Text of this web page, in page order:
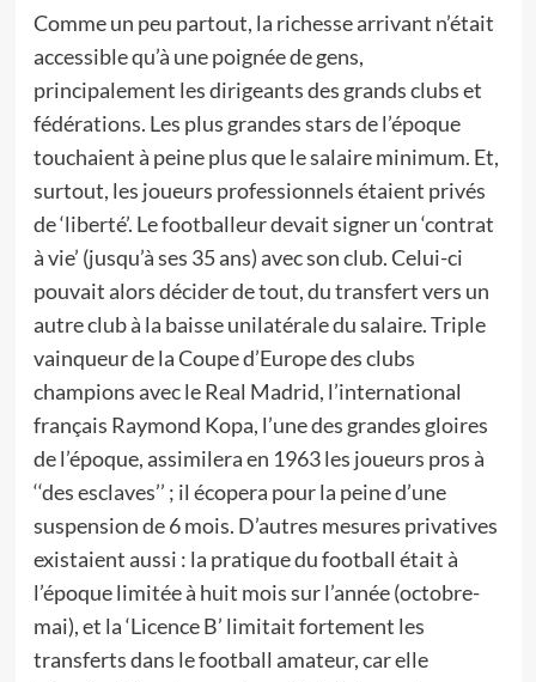
Comme un peu partout, la richesse arrivant n’était
accessible qu’à une poignée de gens,
principalement les dirigeants des grands clubs et
fédérations. Les plus grandes stars de l’époque
touchaient à peine plus que le salaire minimum. Et,
surtout, les joueurs professionnels étaient privés
de ‘liberté’. Le footballeur devait signer un ‘contrat
à vie’ (jusqu’à ses 35 ans) avec son club. Celui-ci
pouvait alors décider de tout, du transfert vers un
autre club à la baisse unilatérale du salaire. Triple
vainqueur de la Coupe d’Europe des clubs
champions avec le Real Madrid, l’international
français Raymond Kopa, l’une des grandes gloires
de l’époque, assimilera en 1963 les joueurs pros à
‘‘des esclaves’’ ; il écopera pour la peine d’une
suspension de 6 mois. D’autres mesures privatives
existaient aussi : la pratique du football était à
l’époque limitée à huit mois sur l’année (octobre-
mai), et la ‘Licence B’ limitait fortement les
transferts dans le football amateur, car elle